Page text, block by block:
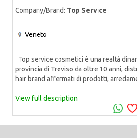
Company/Brand: Top Service
Veneto
Top service cosmetici è una realtà
provincia di Treviso da oltre 10 anni,
hair brand affermati di prodotti,
View full description